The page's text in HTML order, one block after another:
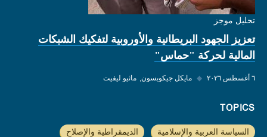
تحليل موجز
تعزيز الجهود البريطانية والأوروبية لتفكيك الشبكات
المالية لحركة "حماس"
٦ أغسطس ٢٠٢٦ ◆ مايكل جيكوبسون ماثيو ليفيت
TOPICS
السياسة العربية والإسلامية الديمقراطية والإصلاح